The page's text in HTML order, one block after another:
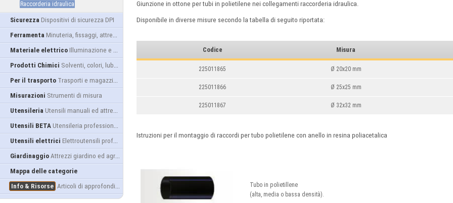
Raccorderia idraulica
Sicurezza Dispositivi di sicurezza DPI
Ferramenta Minuteria, fissaggi, attrezzatura
Materiale elettrico Illuminazione e alimentazione
Prodotti Chimici Solventi, colori, lubrificanti...
Per il trasporto Trasporti e magazzino
Misurazioni Strumenti di misura
Utensileria Utensili manuali ed attrezzature
Utensili BETA Utensileria professionale
Utensili elettrici Elettroutensili professionali
Giardinaggio Attrezzi giardino ed agricoltura
Mappa delle categorie
Info & Risorse Articoli di approfondimento
Giunzione in ottone per tubi in polietilene nei collegamenti raccorderia idraulica.
Disponibile in diverse misure secondo la tabella di seguito riportata:
Codice Misura
225011865 Ø 20x20 mm
225011866 Ø 25x25 mm
225011867 Ø 32x32 mm
Istruzioni per il montaggio di raccordi per tubo polietilene con anello in resina poliacetalica
Tubo in polietillene
(alta, media o bassa densità).